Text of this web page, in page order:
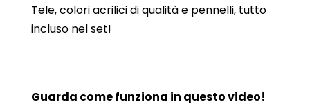
Tele, colori acrilici di qualità e pennelli, tutto
incluso nel set!
Guarda come funziona in questo video!